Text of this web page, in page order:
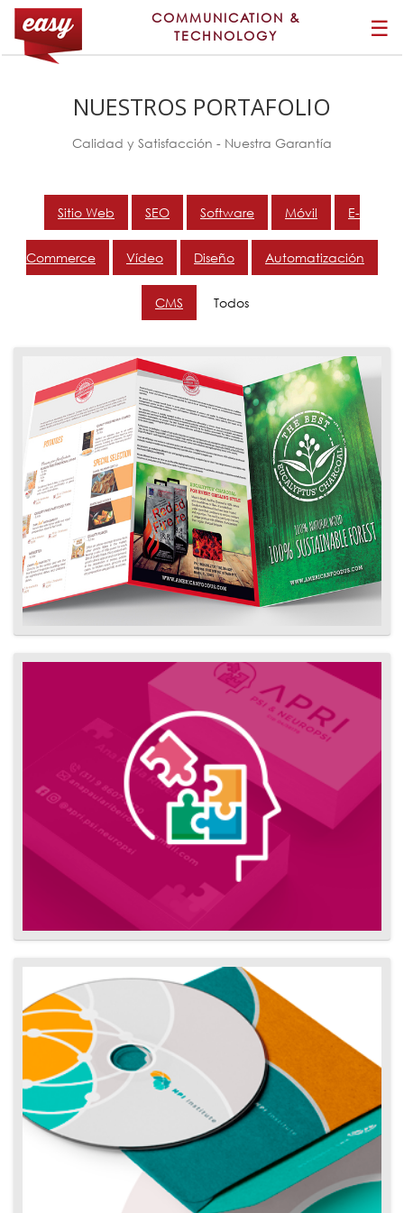
COMMUNICATION &
TECHNOLOGY
☰
NUESTROS PORTAFOLIO
Calidad y Satisfacción - Nuestra Garantía
Sitio Web SEO Software Móvil E-
Commerce Vídeo Diseño Automatización
CMS Todos